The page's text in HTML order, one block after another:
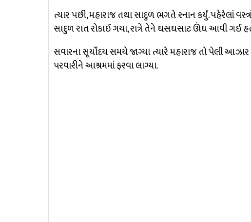
ત્યાર પછી, મહારાજ તથા સાદુળ ભગતે સ્નાન કર્યું. પહેરેલાં
સાદુળ રાત રોકાઈ ગયા, રાત્રે તેને ઘસઘસાટ ઊંઘ આવી ગઈ
સવારના સૂર્યોદય સમયે જાગ્યા ત્યારે મહારાજ તો પેલી આઝાર
પરવારીને આશ્રમમાં ફરવા લાગ્યા.